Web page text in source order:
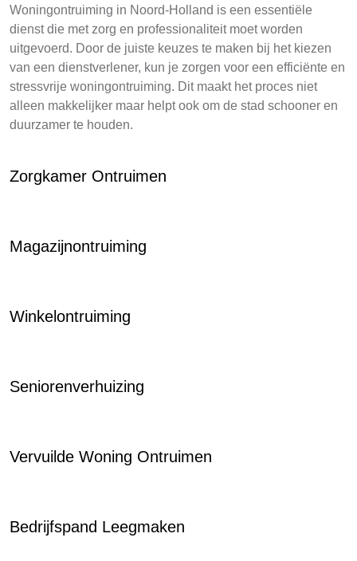
Woningontruiming in Noord-Holland is een essentiële
dienst die met zorg en professionaliteit moet worden
uitgevoerd. Door de juiste keuzes te maken bij het kiezen
van een dienstverlener, kun je zorgen voor een efficiënte en
stressvrije woningontruiming. Dit maakt het proces niet
alleen makkelijker maar helpt ook om de stad schooner en
duurzamer te houden.
Zorgkamer Ontruimen
Magazijnontruiming
Winkelontruiming
Seniorenverhuizing
Vervuilde Woning Ontruimen
Bedrijfspand Leegmaken